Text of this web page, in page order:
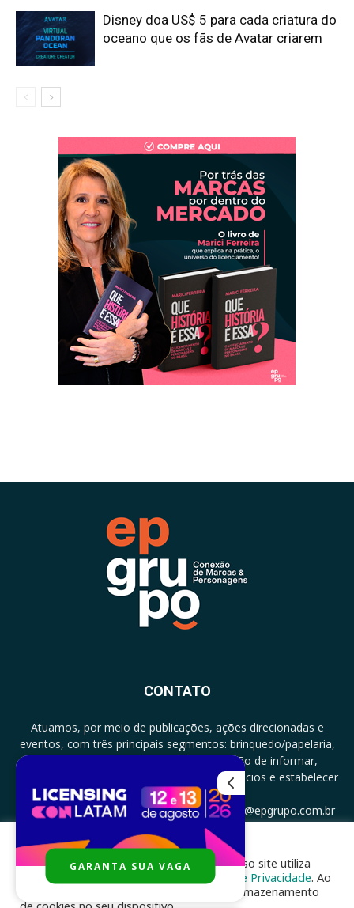
Disney doa US$ 5 para cada criatura do
oceano que os fãs de Avatar criarem
CONTATO
Atuamos, por meio de publicações, ações direcionadas e
eventos, com três principais segmentos: brinquedo/papelaria,
licenciamento e zero a três com a missão de informar,
documentar, proporcionar encontro de negócios e estabelecer
parcerias.
CONTATO: +5511994513097 - atendimento@epgrupo.com.br
SIGA-NOS
Para melhor experiência e navegação, nosso site utiliza
cookies, de acordo com a nossa
Política de Privacidade. Ao
clicar em “aceito”, você concorda com o armazenamento
GARANTA SUA VAGA